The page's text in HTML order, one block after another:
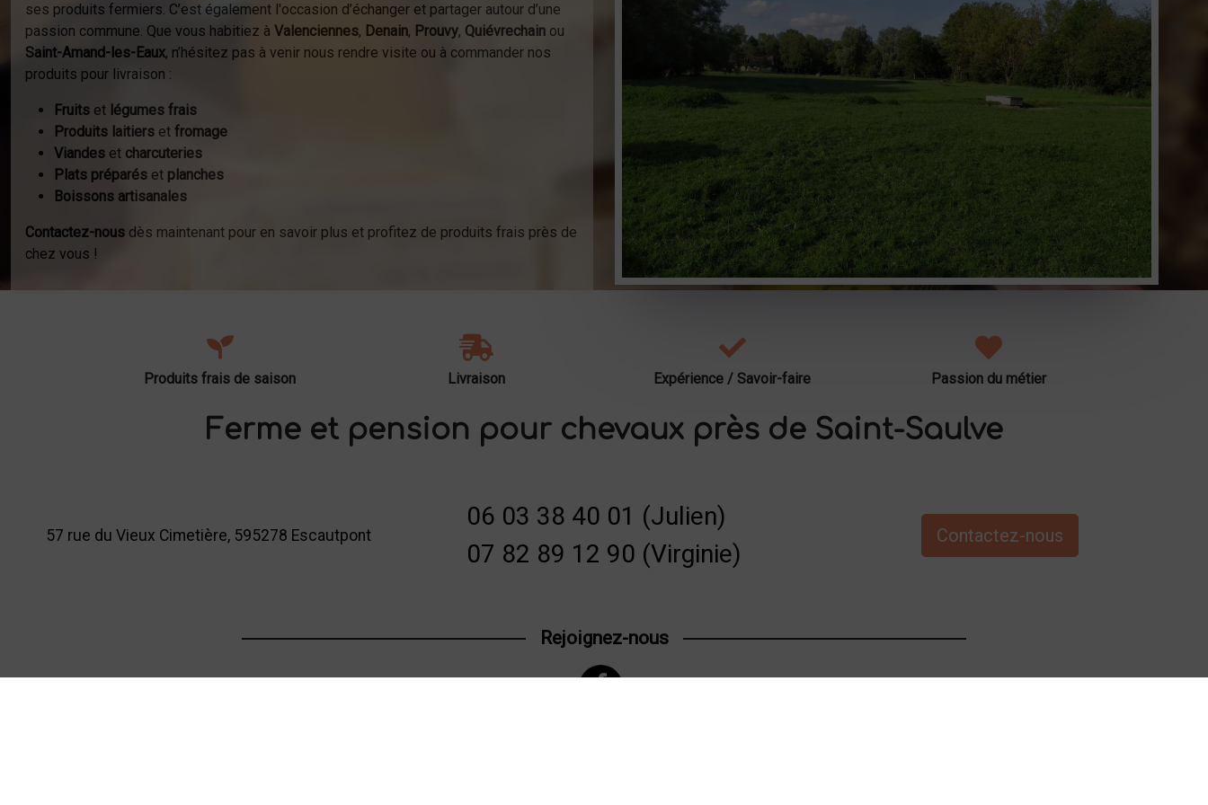
ses produits fermiers. C’est également l'occasion d’échanger et partager autour d’une
passion commune. Que vous habitiez à Valenciennes, Denain, Prouvy, Quiévrechain ou
Saint-Amand-les-Eaux, n’hésitez pas à venir nous rendre visite ou à commander nos
produits pour livraison :
Fruits et légumes frais
Produits laitiers et fromage
Viandes et charcuteries
Plats préparés et planches
Boissons artisanales
Contactez-nous dès maintenant pour en savoir plus et profitez de produits frais près de
chez vous !
Produits frais de saison Livraison Expérience / Savoir-faire Passion du métier
Ferme et pension pour chevaux près de Saint-Saulve
57 rue du Vieux Cimetière, 595278 Escautpont
06 03 38 40 01 (Julien)
07 82 89 12 90 (Virginie)
Contactez-nous
Rejoignez-nous